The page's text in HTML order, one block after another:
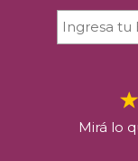
Mirá lo